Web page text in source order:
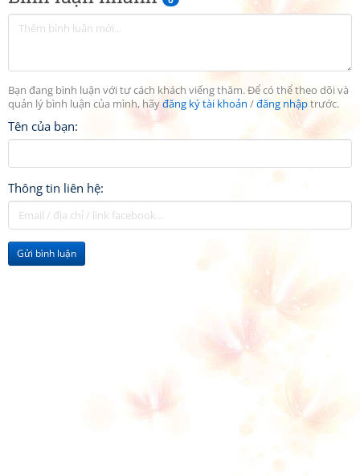
Bạn đang bình luận với tư cách khách viếng thăm. Để có thể theo dõi và
quản lý bình luận của mình, hãyđăng ký tài khoản /đăng nhậptrước.
Tên của bạn:
Thông tin liên hệ:
Gửi bình luận